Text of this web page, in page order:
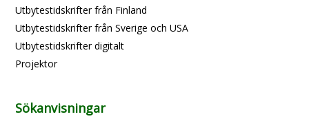
Utbytestidskrifter från Finland
Utbytestidskrifter från Sverige och USA
Utbytestidskrifter digitalt
Projektor
Sökanvisningar